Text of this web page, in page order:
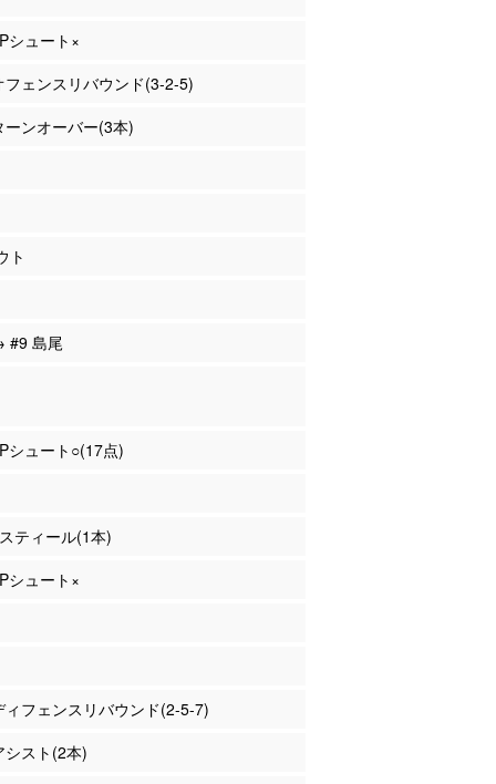
シュート×
フェンスリバウンド(3-2-5)
ンオーバー(3本)
ト
#9 島尾
シュート○(17点)
ティール(1本)
シュート×
ィフェンスリバウンド(2-5-7)
スト(2本)